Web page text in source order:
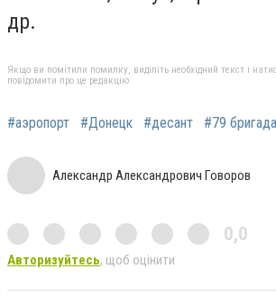
др.
Якщо ви помітили помилку, виділіть необхідний текст і
повідомити про це редакцію
#аэропорт #Донецк #десант #79 бригада
Александр Александрович Говоров
0,0
Авторизуйтесь, щоб оцінити